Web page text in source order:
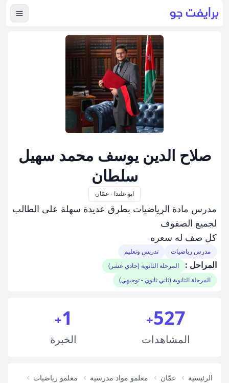
عرض
صلاح الدين يوسف محمد سهيل
سلطان
ابو علندا - عمّان
مدرس مادة الرياضيات بطرق عديدة سهلة على الطالب
لجميع الصفوف
كل صف له سعره
مدرس رياضيات تدريس وتعليم
المراحل :
المرحلة الثانوية (حادي عشر)
المرحلة الثانوية (ثاني ثانوي - توجيهي)
527
+
المشاهدات
1
+
الخبرة
الرئيسية عمّان معلمو مواد مدرسية
معلمو رياضيات